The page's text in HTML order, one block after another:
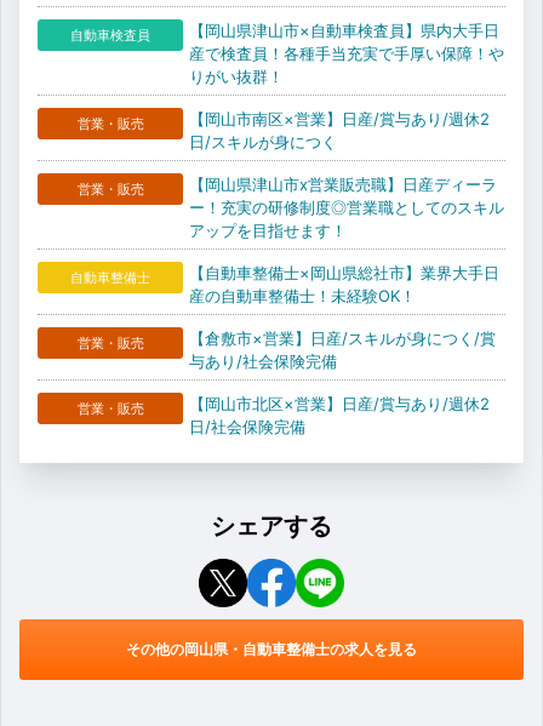
自動車検査員
【岡山県津山市×自動車検査員】県内大手日
産で検査員！各種手当充実で手厚い保障！や
りがい抜群！
営業・販売
【岡山市南区×営業】日産/賞与あり/週休2
日/スキルが身につく
営業・販売
【岡山県津山市x営業販売職】日産ディーラ
ー！充実の研修制度◎営業職としてのスキル
アップを目指せます！
自動車整備士
【自動車整備士×岡山県総社市】業界大手日
産の自動車整備士！未経験OK！
営業・販売
【倉敷市×営業】日産/スキルが身につく/賞
与あり/社会保険完備
営業・販売
【岡山市北区×営業】日産/賞与あり/週休2
日/社会保険完備
シェアする
その他の岡山県・自動車整備士の求人を見る